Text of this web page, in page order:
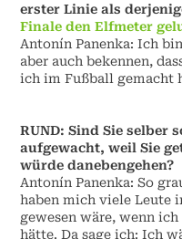
erster Linie als
Finale den Elfmeter
Antonín Panenka: Ich
aber auch bekennen,
ich im Fußball gemacht
RUND: Sind Sie selber
aufgewacht, weil Sie
würde danebengehen?
Antonín Panenka: So
haben mich viele Leute
gewesen wäre, wenn
hätte. Da sage ich: Ich